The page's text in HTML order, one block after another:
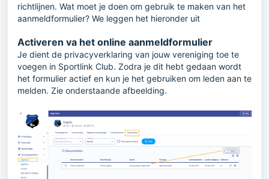
richtlijnen. Wat moet je doen om gebruik te maken van het
aanmeldformulier? We leggen het hieronder uit
Activeren va het online aanmeldformulier
Je dient de privacyverklaring van jouw vereniging toe te
voegen in Sportlink Club. Zodra je dit hebt gedaan wordt
het formulier actief en kun je het gebruiken om leden aan te
melden. Zie onderstaande afbeelding.